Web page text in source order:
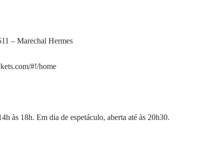
– Marechal Hermes
#!/home
às 18h. Em dia de espetáculo, aberta até às 20h30.